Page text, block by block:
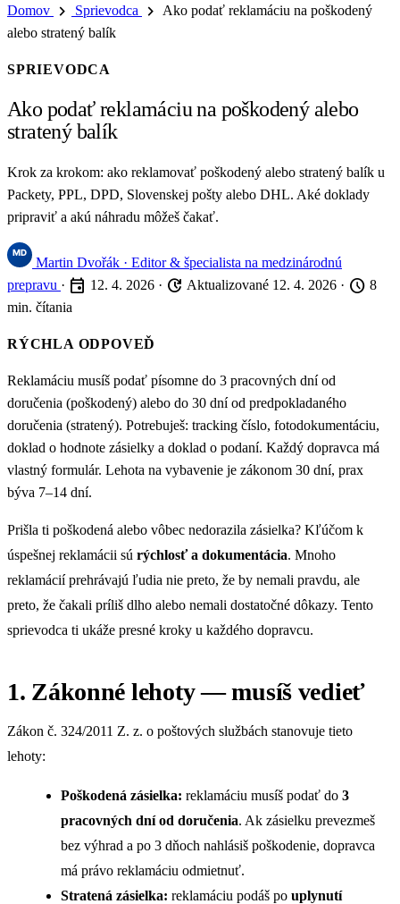
Domov chevron_right Sprievodca chevron_right
Ako podať reklamáciu na poškodený
alebo stratený balík
SPRIEVODCA
Ako podať reklamáciu na poškodený alebo
stratený balík
Krok za krokom: ako reklamovať poškodený alebo stratený balík u
Packety, PPL, DPD, Slovenskej pošty alebo DHL. Aké doklady
pripraviť a akú náhradu môžeš čakať.
Martin Dvořák · Editor & špecialista na medzinárodnú
prepravu · event 12. 4. 2026 · update Aktualizované 12. 4. 2026 · schedule 8
min. čítania
RÝCHLA ODPOVEĎ
Reklamáciu musíš podať písomne do 3 pracovných dní od
doručenia (poškodený) alebo do 30 dní od predpokladaného
doručenia (stratený). Potrebuješ: tracking číslo, fotodokumentáciu,
doklad o hodnote zásielky a doklad o podaní. Každý dopravca má
vlastný formulár. Lehota na vybavenie je zákonom 30 dní, prax
býva 7–14 dní.
Prišla ti poškodená alebo vôbec nedorazila zásielka? Kľúčom k
úspešnej reklamácii sú rýchlosť a dokumentácia. Mnoho
reklamácií prehrávajú ľudia nie preto, že by nemali pravdu, ale
preto, že čakali príliš dlho alebo nemali dostatočné dôkazy. Tento
sprievodca ti ukáže presné kroky u každého dopravcu.
1. Zákonné lehoty — musíš vedieť
Zákon č. 324/2011 Z. z. o poštových službách stanovuje tieto
lehoty:
Poškodená zásielka: reklamáciu musíš podať do 3
pracovných dní od doručenia. Ak zásielku prevezmeš
bez výhrad a po 3 dňoch nahlásiš poškodenie, dopravca
má právo reklamáciu odmietnuť.
Stratená zásielka: reklamáciu podáš po uplynutí